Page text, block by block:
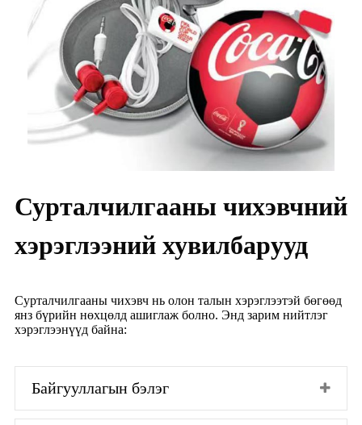
Сурталчилгааны чихэвчний
хэрэглээний хувилбарууд
Сурталчилгааны чихэвч нь олон талын хэрэглээтэй бөгөөд
янз бүрийн нөхцөлд ашиглаж болно. Энд зарим нийтлэг
хэрэглээнүүд байна:
Байгууллагын бэлэг